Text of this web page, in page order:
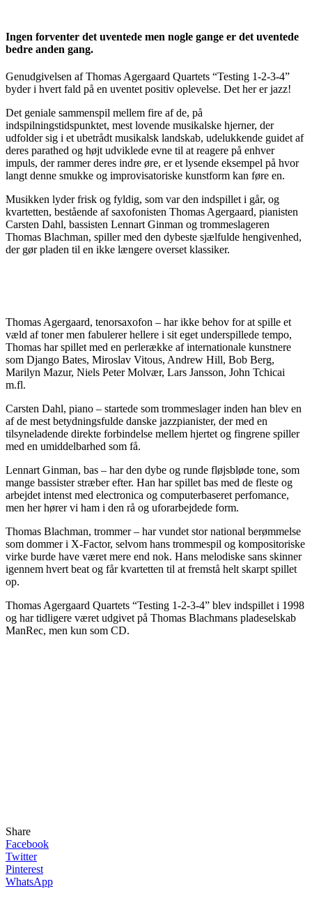
Ingen forventer det uventede men nogle gange er det uventede
bedre anden gang.
Genudgivelsen af Thomas Agergaard Quartets “Testing 1-2-3-4”
byder i hvert fald på en uventet positiv oplevelse. Det her er jazz!
Det geniale sammenspil mellem fire af de, på
indspilningstidspunktet, mest lovende musikalske hjerner, der
udfolder sig i et ubetrådt musikalsk landskab, udelukkende guidet af
deres parathed og højt udviklede evne til at reagere på enhver
impuls, der rammer deres indre øre, er et lysende eksempel på hvor
langt denne smukke og improvisatoriske kunstform kan føre en.
Musikken lyder frisk og fyldig, som var den indspillet i går, og
kvartetten, bestående af saxofonisten Thomas Agergaard, pianisten
Carsten Dahl, bassisten Lennart Ginman og trommeslageren
Thomas Blachman, spiller med den dybeste sjælfulde hengivenhed,
der gør pladen til en ikke længere overset klassiker.
Thomas Agergaard, tenorsaxofon – har ikke behov for at spille et
væld af toner men fabulerer hellere i sit eget underspillede tempo,
Thomas har spillet med en perlerække af internationale kunstnere
som Django Bates, Miroslav Vitous, Andrew Hill, Bob Berg,
Marilyn Mazur, Niels Peter Molvær, Lars Jansson, John Tchicai
m.fl.
Carsten Dahl, piano – startede som trommeslager inden han blev en
af de mest betydningsfulde danske jazzpianister, der med en
tilsyneladende direkte forbindelse mellem hjertet og fingrene spiller
med en umiddelbarhed som få.
Lennart Ginman, bas – har den dybe og runde fløjsbløde tone, som
mange bassister stræber efter. Han har spillet bas med de fleste og
arbejdet intenst med electronica og computerbaseret perfomance,
men her hører vi ham i den rå og uforarbejdede form.
Thomas Blachman, trommer – har vundet stor national berømmelse
som dommer i X-Factor, selvom hans trommespil og kompositoriske
virke burde have været mere end nok. Hans melodiske sans skinner
igennem hvert beat og får kvartetten til at fremstå helt skarpt spillet
op.
Thomas Agergaard Quartets “Testing 1-2-3-4” blev indspillet i 1998
og har tidligere været udgivet på Thomas Blachmans pladeselskab
ManRec, men kun som CD.
Share
Facebook
Twitter
Pinterest
WhatsApp